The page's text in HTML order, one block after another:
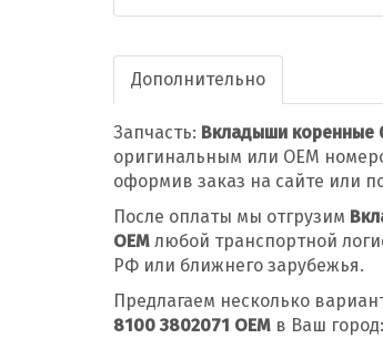
Дополнительно
Запчасть: Вкладыши коренные
оригинальным или OEM
оформив заказ на сайте или
После оплаты мы отгрузим
OEM любой транспортной
РФ или ближнего зарубежья.
Предлагаем несколько
8100 3802071 OEM в Ваш город: